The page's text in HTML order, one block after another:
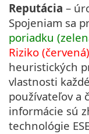
Reputácia –
Spojeniam sa
poriadku
Riziko (červená)
heuristických
vlastnosti
používateľov a
informácie sú
technológie